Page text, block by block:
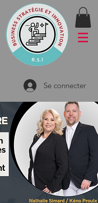
Se connecter